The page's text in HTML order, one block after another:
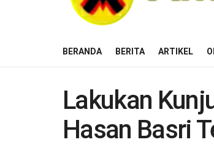
BERANDA BERITA ARTIKEL
Lakukan
Hasan Basri